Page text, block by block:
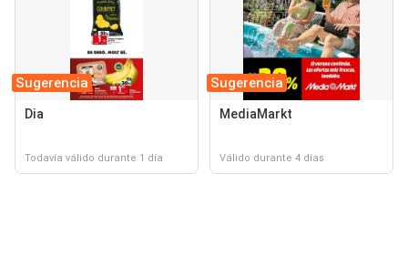
Sugerencia
Dia
Todavía válido durante 1 día
Sugerencia
MediaMarkt
Válido durante 4 días